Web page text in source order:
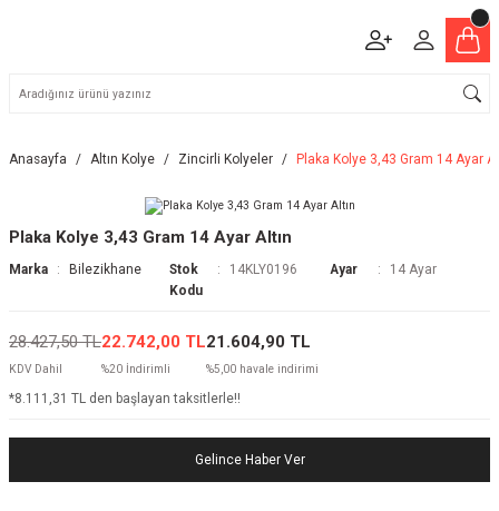
Anasayfa Altın Kolye Zincirli Kolyeler Plaka Kolye 3,43 Gram 14 Ayar
Plaka Kolye 3,43 Gram 14 Ayar Altın
Marka Bilezikhane
Stok
Kodu
14KLY0196 Ayar 14 Ayar
28.427,50 TL
KDV Dahil
22.742,00 TL
%20 İndirimli
21.604,90 TL
%5,00 havale indirimi
*8.111,31 TL den başlayan taksitlerle!!
Gelince Haber Ver